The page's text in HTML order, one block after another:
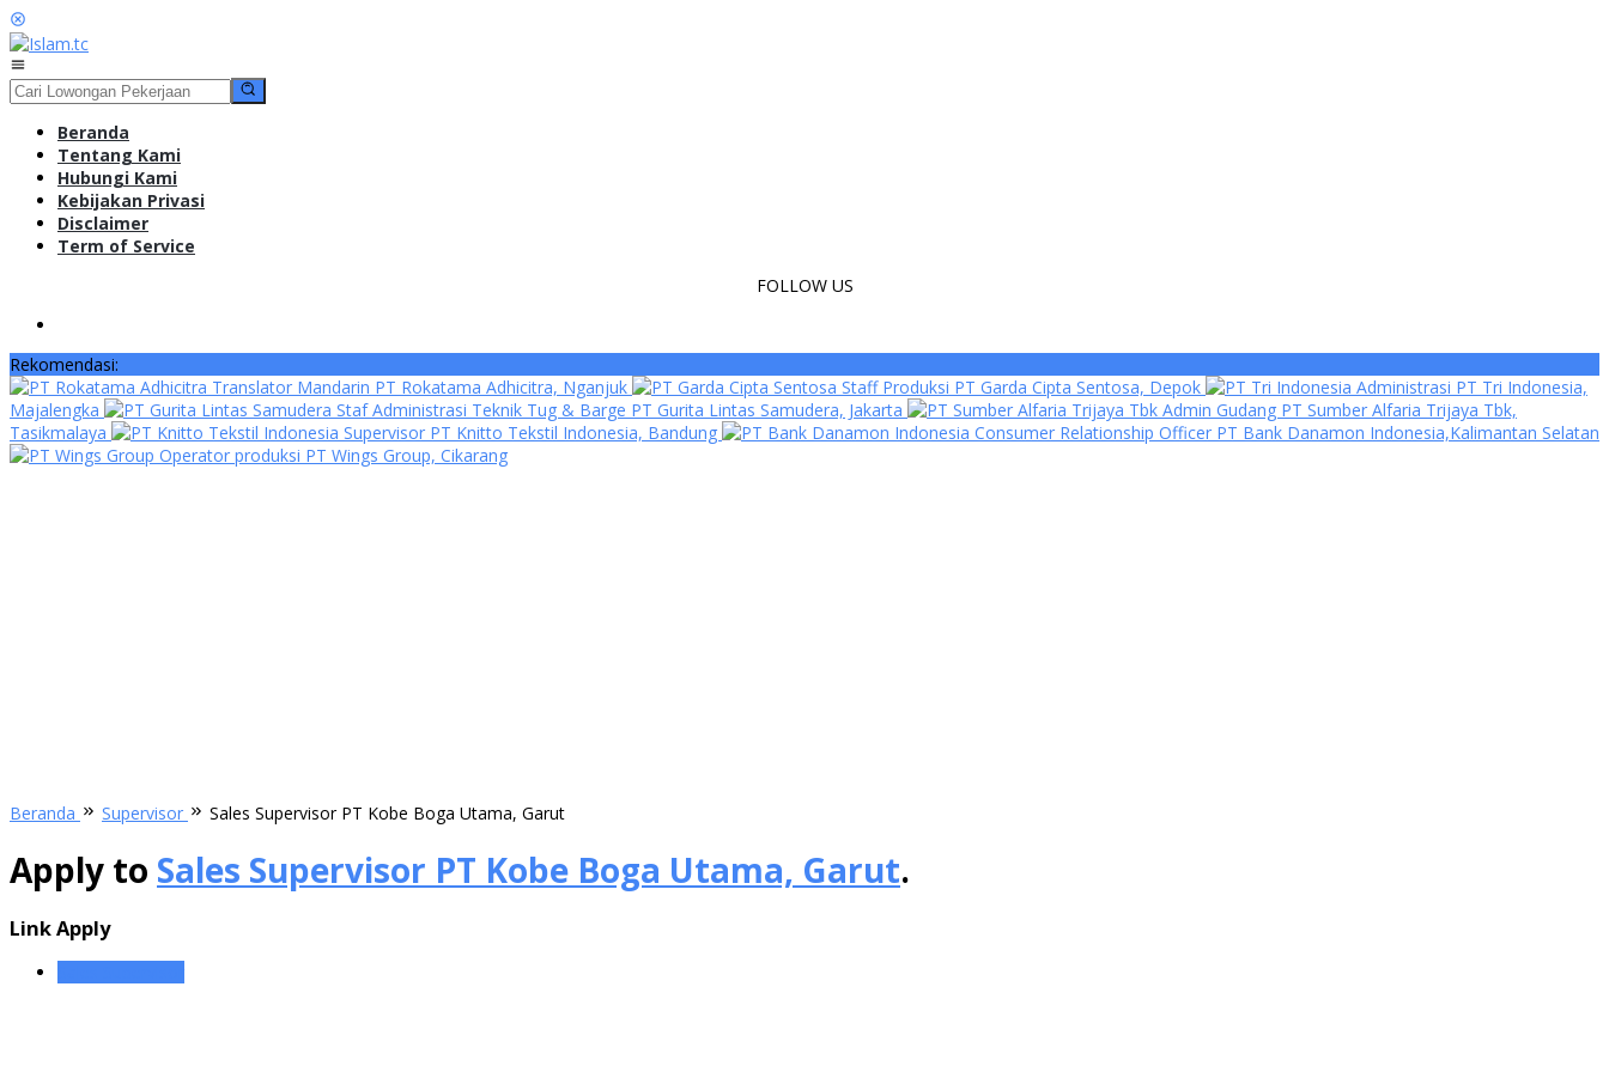
Loncat
ke
konten
Mobile
Beranda
Tentang Kami
Hubungi Kami
Kebijakan Privasi
Disclaimer
Term of Service
FOLLOW US
Rekomendasi:
Translator Mandarin PT Rokatama Adhicitra, Nganjuk
Staff Produksi PT Garda Cipta Sentosa, Depok
Administrasi PT Tri Indonesia,
Majalengka
Staf Administrasi Teknik Tug & Barge PT Gurita Lintas Samudera, Jakarta
Admin Gudang PT Sumber Alfaria Trijaya Tbk,
Tasikmalaya
Supervisor PT Knitto Tekstil Indonesia, Bandung
Consumer Relationship Officer PT Bank Danamon Indonesia,Kalimantan Selatan
Operator produksi PT Wings Group, Cikarang
Beranda Supervisor Sales Supervisor PT Kobe Boga Utama, Garut
Apply to Sales Supervisor PT Kobe Boga Utama, Garut.
Link Apply